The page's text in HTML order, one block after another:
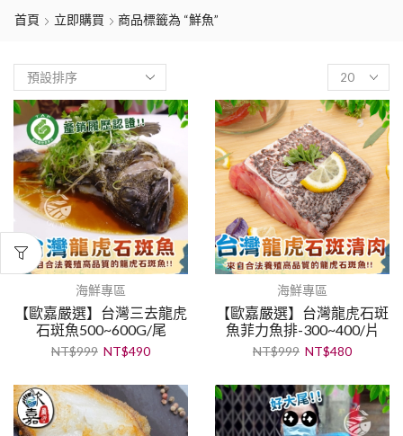
首頁 立即購買 商品標籤為 “鮮魚”
海鮮專區
【歐嘉嚴選】台灣三去龍虎
石斑魚500~600G/尾
NT$999 NT$490
海鮮專區
【歐嘉嚴選】台灣龍虎石斑
魚菲力魚排-300~400/片
NT$999 NT$480